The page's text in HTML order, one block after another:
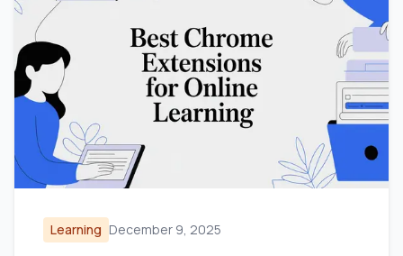
Learning December 9, 2025